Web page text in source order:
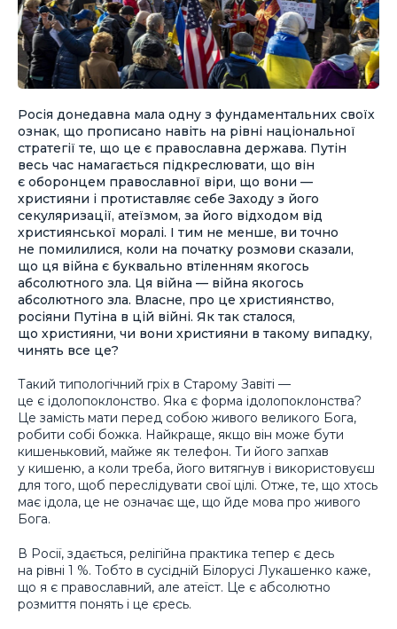
Росія донедавна мала одну з фундаментальних своїх
ознак, що прописано навіть на рівні національної
стратегії те, що це є православна держава. Путін
весь час намагається підкреслювати, що він
є оборонцем православної віри, що вони —
християни і протиставляє себе Заходу з його
секуляризації, атеїзмом, за його відходом від
християнської моралі. І тим не менше, ви точно
не помилилися, коли на початку розмови сказали,
що ця війна є буквально втіленням якогось
абсолютного зла. Ця війна — війна якогось
абсолютного зла. Власне, про це християнство,
росіяни Путіна в цій війні. Як так сталося,
що християни, чи вони християни в такому випадку,
чинять все це?
Такий типологічний гріх в Старому Завіті —
це є ідолопоклонство. Яка є форма ідолопоклонства?
Це замість мати перед собою живого великого Бога,
робити собі божка. Найкраще, якщо він може бути
кишеньковий, майже як телефон. Ти його запхав
у кишеню, а коли треба, його витягнув і використовуєш
для того, щоб переслідувати свої цілі. Отже, те, що хтось
має ідола, це не означає ще, що йде мова про живого
Бога.
В Росії, здається, релігійна практика тепер є десь
на рівні 1 %. Тобто в сусідній Білорусі Лукашенко каже,
що я є православний, але атеїст. Це є абсолютно
розмиття понять і це єресь.